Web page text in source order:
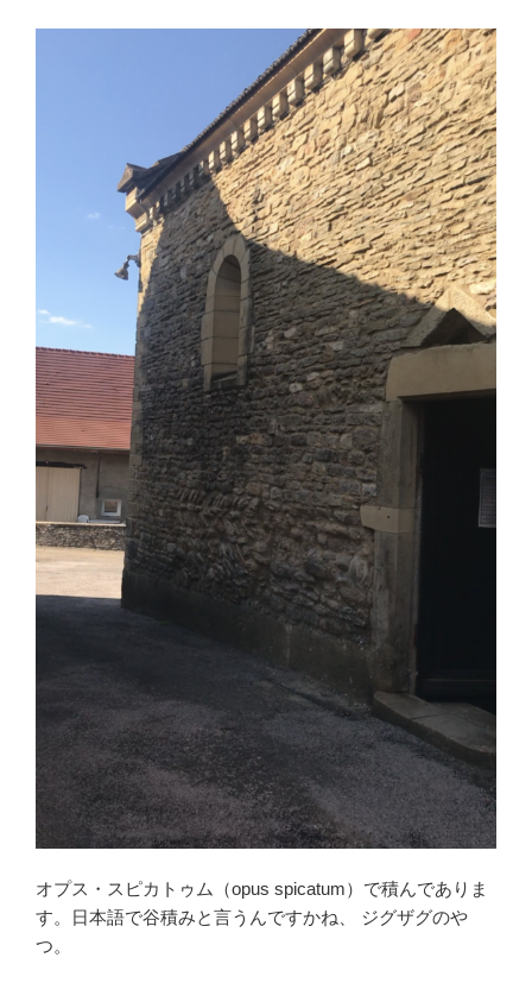
オプス・スピカトゥム（opus spicatum）で積んでありま
す。日本語で谷積みと言うんですかね、 ジグザグのや
つ。